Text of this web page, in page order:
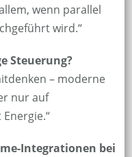
wenn parallel
wird.“
Steuerung?
– moderne
nur auf
Integrationen bei